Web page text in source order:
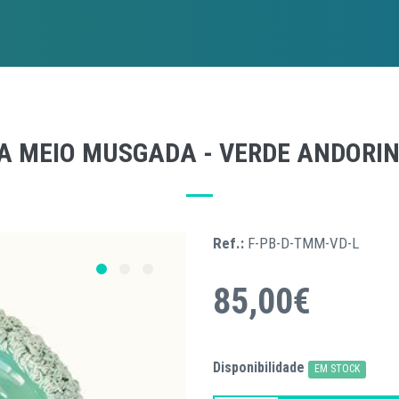
MEIO MUSGADA - VERDE
Ref.: F-PB-D-TMM-VD-L
85,00€
Disponibilidade EM STOCK